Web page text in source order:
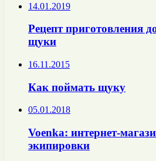
14.01.2019
Рецепт приготовления
щуки
16.11.2015
Как поймать щуку
05.01.2018
Voenka: интернет-
экипировки